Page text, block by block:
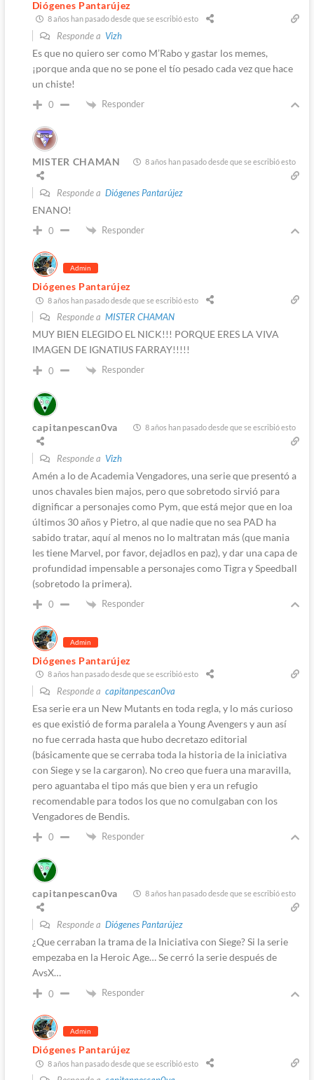
Diógenes Pantarújez
8 años han pasado desde que se escribió esto
Responde a Vizh
Es que no quiero ser como M’Rabo y gastar los memes,
¡porque anda que no se pone el tío pesado cada vez que hace
un chiste!
0 Responder
MISTER CHAMAN 8 años han pasado desde que se escribió esto
Responde a Diógenes Pantarújez
ENANO!
0 Responder
Admin
Diógenes Pantarújez
8 años han pasado desde que se escribió esto
Responde a MISTER CHAMAN
MUY BIEN ELEGIDO EL NICK!!! PORQUE ERES LA VIVA
IMAGEN DE IGNATIUS FARRAY!!!!!
0 Responder
capitanpescan0va 8 años han pasado desde que se escribió esto
Responde a Vizh
Amén a lo de Academia Vengadores, una serie que presentó a
unos chavales bien majos, pero que sobretodo sirvió para
dignificar a personajes como Pym, que está mejor que en loa
últimos 30 años y Pietro, al que nadie que no sea PAD ha
sabido tratar, aquí al menos no lo maltratan más (que mania
les tiene Marvel, por favor, dejadlos en paz), y dar una capa de
profundidad impensable a personajes como Tigra y Speedball
(sobretodo la primera).
0 Responder
Admin
Diógenes Pantarújez
8 años han pasado desde que se escribió esto
Responde a capitanpescan0va
Esa serie era un New Mutants en toda regla, y lo más curioso
es que existió de forma paralela a Young Avengers y aun así
no fue cerrada hasta que hubo decretazo editorial
(básicamente que se cerraba toda la historia de la iniciativa
con Siege y se la cargaron). No creo que fuera una maravilla,
pero aguantaba el tipo más que bien y era un refugio
recomendable para todos los que no comulgaban con los
Vengadores de Bendis.
0 Responder
capitanpescan0va 8 años han pasado desde que se escribió esto
Responde a Diógenes Pantarújez
¿Que cerraban la trama de la Iniciativa con Siege? Si la serie
empezaba en la Heroic Age… Se cerró la serie después de
AvsX…
0 Responder
Admin
Diógenes Pantarújez
8 años han pasado desde que se escribió esto